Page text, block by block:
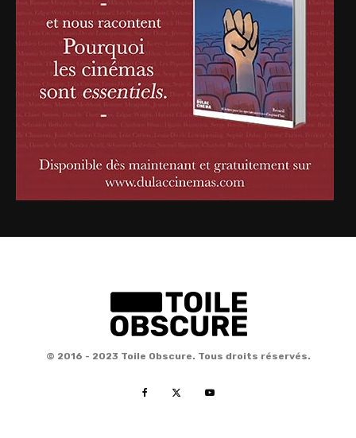
© 2016 - 2023 Toile Obscure. Tous droits réservés.